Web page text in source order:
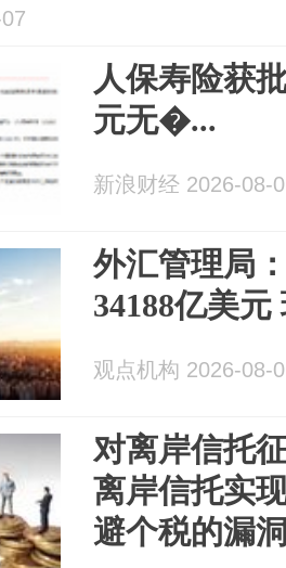
人保寿险获
元无�...
新浪财经 2026-08-
外汇管理局
34188亿美
观点机构 2026-08-
对离岸信托
离岸信托实
避个税的漏